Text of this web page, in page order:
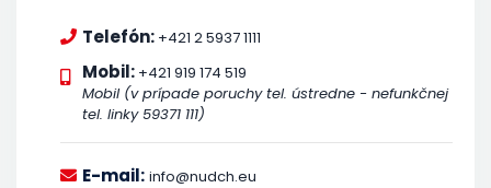
Telefón: +421 2 5937 1111
Mobil: +421 919 174 519
Mobil (v prípade poruchy tel. ústredne - nefunkčnej
tel. linky 59371 111)
E-mail: info@nudch.eu